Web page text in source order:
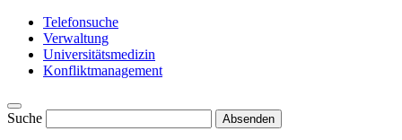
Telefonsuche
Verwaltung
Universitätsmedizin
Konfliktmanagement
Suche Absenden